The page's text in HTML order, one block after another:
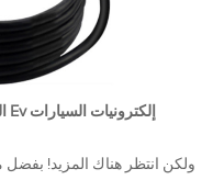
النوع 2 إلى النوع 2 كابل شاحن شحن Ev إلكترونيات السيارات
ولكن انتظر هناك المزيد!